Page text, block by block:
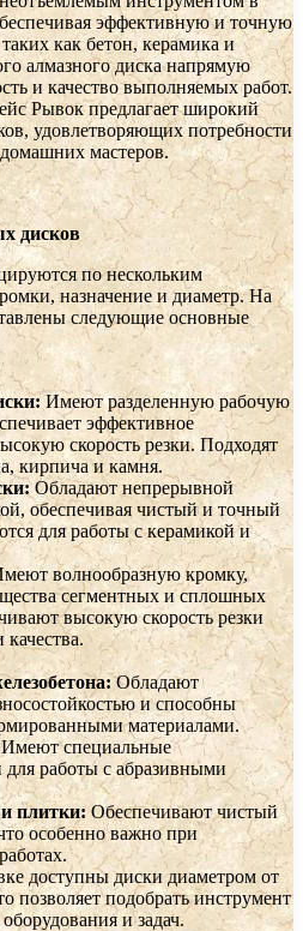
эффективную и точную
как бетон, керамика и
алмазного диска напрямую
и качество выполняемых работ.
Рывок предлагает широкий
удовлетворяющих потребности
мастеров.
дисков
по нескольким
назначение и диаметр. На
следующие основные
Имеют разделенную рабочую
эффективное
скорость резки. Подходят
кирпича и камня.
Обладают непрерывной
обеспечивая чистый и точный
для работы с керамикой и
волнообразную кромку,
сегментных и сплошных
высокую скорость резки
Обладают
и способны
материалами.
специальные
для работы с абразивными
плитки: Обеспечивают чистый
особенно важно при
доступны диски диаметром от
позволяет подобрать инструмент
и задач.